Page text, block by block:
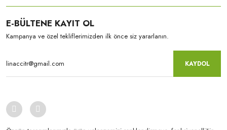
E-BÜLTENE KAYIT OL
Kampanya ve özel tekliflerimizden ilk önce siz yararlanın.
KAYDOL